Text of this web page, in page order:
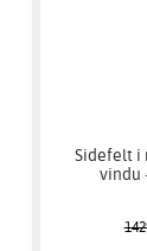
Sidefelt i
vindu